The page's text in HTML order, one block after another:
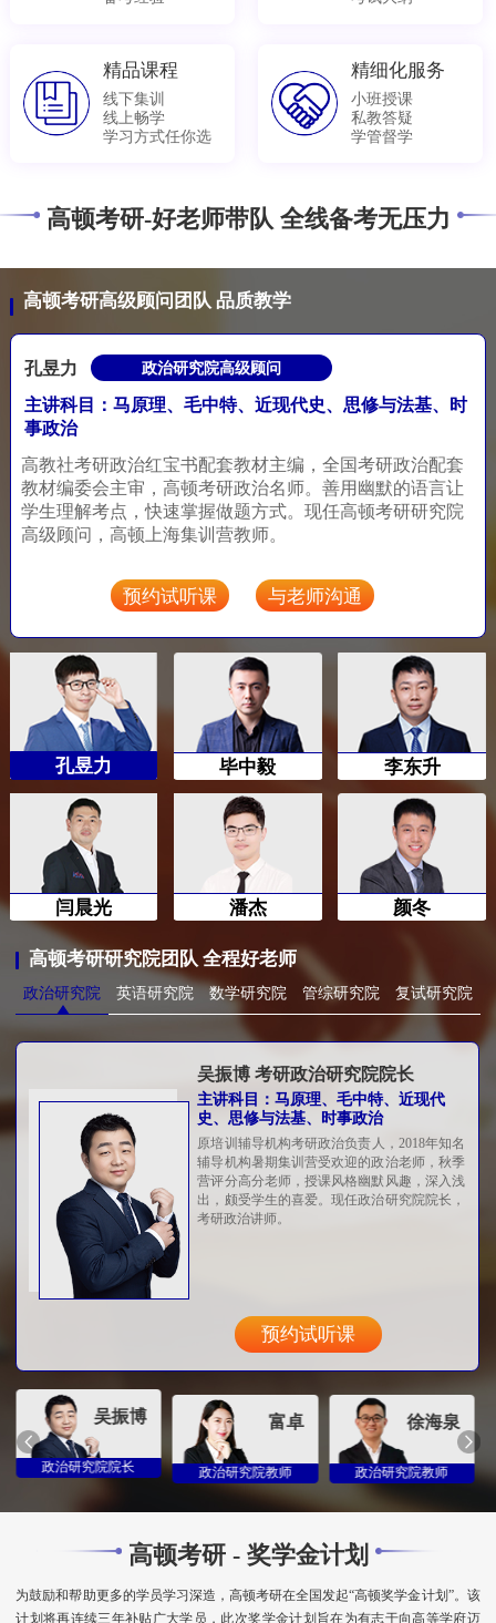
精品课程
线下集训
线上畅学
学习方式任你选
精细化服务
小班授课
私教答疑
学管督学
高顿考研-好老师带队 全线备考无压力
高顿考研高级顾问团队 品质教学
孔昱力 政治研究院高级顾问
主讲科目：马原理、毛中特、近现代史、思修与法基、时
事政治
高教社考研政治红宝书配套教材主编，全国考研政治配套
教材编委会主审，高顿考研政治名师。善用幽默的语言让
学生理解考点，快速掌握做题方式。现任高顿考研研究院
高级顾问，高顿上海集训营教师。
预约试听课 与老师沟通
孔昱力 毕中毅 李东升
闫晨光 潘杰 颜冬
高顿考研研究院团队 全程好老师
政治研究院 英语研究院 数学研究院 管综研究院 复试研究院
吴振博 考研政治研究院院长
主讲科目：马原理、毛中特、近现代
史、思修与法基、时事政治
原培训辅导机构考研政治负责人，2018年知名
辅导机构暑期集训营受欢迎的政治老师，秋季
营评分高分老师，授课风格幽默风趣，深入浅
出，颇受学生的喜爱。现任政治研究院院长，
考研政治讲师。
预约试听课
吴振博
政治研究院院长
富卓
政治研究院教师
徐海泉
政治研究院教师
高顿考研 - 奖学金计划
为鼓励和帮助更多的学员学习深造，高顿考研在全国发起“高顿奖学金计划”。该
计划将再连续三年补贴广大学员，此次奖学金计划旨在为有志于向高等学府迈